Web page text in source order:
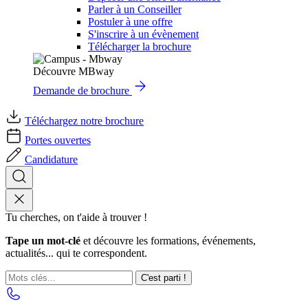
Parler à un Conseiller
Postuler à une offre
S'inscrire à un évènement
Télécharger la brochure
Découvre MBway
Demande de brochure
Téléchargez notre brochure
Portes ouvertes
Candidature
Tu cherches, on t'aide à trouver !
Tape un mot-clé et découvre les formations, événements,
actualités... qui te correspondent.
C'est parti !